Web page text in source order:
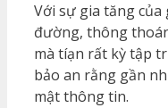
Với sự gia tăng
đường, thông
mà tíạn rất kỳ tập
bảo an rằng gần
mật thông tin.